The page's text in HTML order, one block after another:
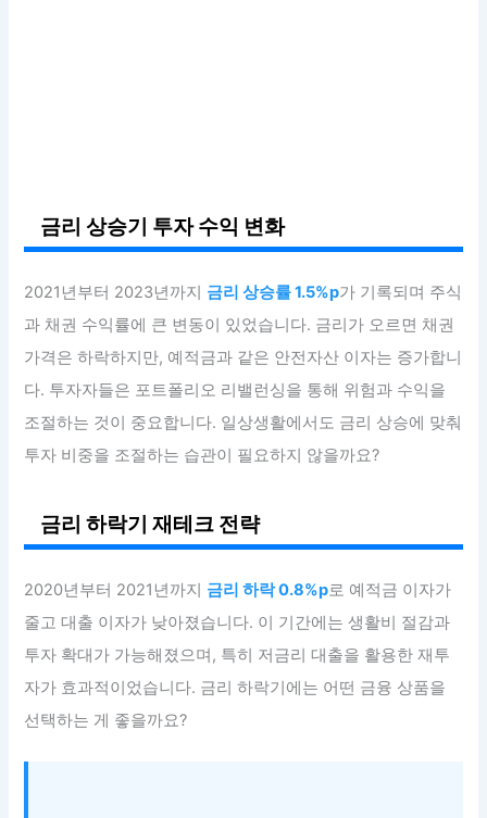
금리 상승기 투자 수익 변화
2021년부터 2023년까지 금리 상승률 1.5%p가 기록되며 주식
과 채권 수익률에 큰 변동이 있었습니다. 금리가 오르면 채권
가격은 하락하지만, 예적금과 같은 안전자산 이자는 증가합니
다. 투자자들은 포트폴리오 리밸런싱을 통해 위험과 수익을
조절하는 것이 중요합니다. 일상생활에서도 금리 상승에 맞춰
투자 비중을 조절하는 습관이 필요하지 않을까요?
금리 하락기 재테크 전략
2020년부터 2021년까지 금리 하락 0.8%p로 예적금 이자가
줄고 대출 이자가 낮아졌습니다. 이 기간에는 생활비 절감과
투자 확대가 가능해졌으며, 특히 저금리 대출을 활용한 재투
자가 효과적이었습니다. 금리 하락기에는 어떤 금융 상품을
선택하는 게 좋을까요?